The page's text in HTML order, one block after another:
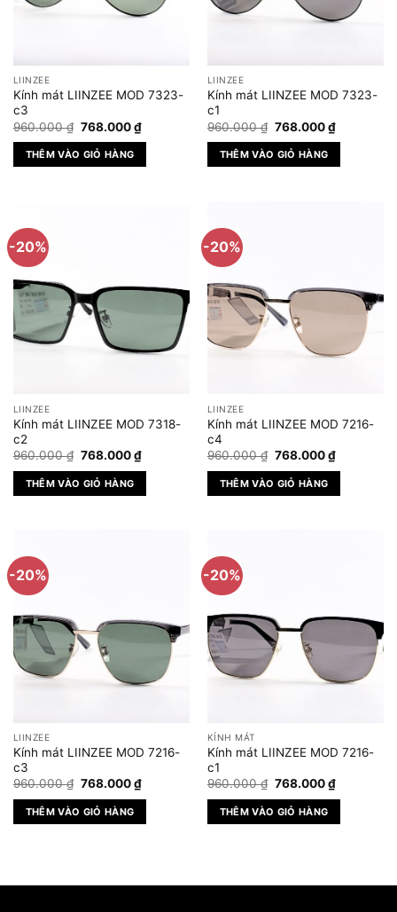
LIINZEE
Kính mát LIINZEE MOD 7323-
c3
960.000₫ Giá
gốc
là:
960.000 ₫.
768.000₫Giá
hiện
768.000 ₫.
THÊM VÀO GIỎ HÀNG
LIINZEE
Kính mát LIINZEE MOD 7323-
c1
960.000₫ Giá
gốc
là:
960.000 ₫.
768.000₫Giá
hiện
768.000 ₫.
THÊM VÀO GIỎ HÀNG
-20%
LIINZEE
Kính mát LIINZEE MOD 7318-
c2
960.000₫ Giá
là:
960.000 ₫.
768.000₫Giá
hiện
768.000 ₫.
THÊM VÀO GIỎ HÀNG
-20%
LIINZEE
Kính mát LIINZEE MOD 7216-
c4
960.000₫ Giá
là:
960.000 ₫.
768.000₫Giá
hiện
768.000 ₫.
THÊM VÀO GIỎ HÀNG
-20%
LIINZEE
Kính mát LIINZEE MOD 7216-
c3
960.000₫ Giá
là:
960.000 ₫.
768.000₫Giá
hiện
768.000 ₫.
THÊM VÀO GIỎ HÀNG
-20%
KÍNH MÁT
Kính mát LIINZEE MOD 7216-
c1
960.000₫ Giá
là:
960.000 ₫.
768.000₫Giá
hiện
768.000 ₫.
THÊM VÀO GIỎ HÀNG